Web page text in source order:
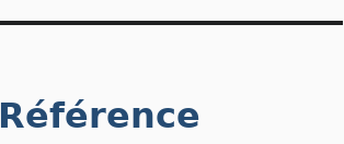
Référence